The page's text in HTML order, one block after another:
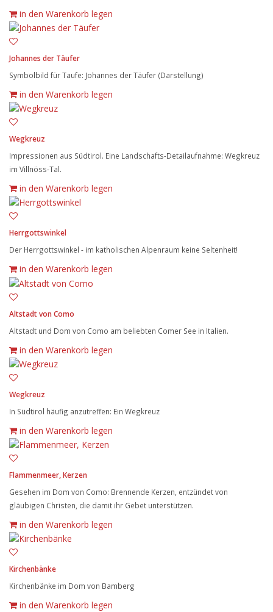
in den Warenkorb legen
Johannes der Täufer
Symbolbild für Taufe: Johannes der Täufer (Darstellung)
in den Warenkorb legen
Wegkreuz
Impressionen aus Südtirol. Eine Landschafts-Detailaufnahme: Wegkreuz
im Villnöss-Tal.
in den Warenkorb legen
Herrgottswinkel
Der Herrgottswinkel - im katholischen Alpenraum keine Seltenheit!
in den Warenkorb legen
Altstadt von Como
Altstadt und Dom von Como am beliebten Comer See in Italien.
in den Warenkorb legen
Wegkreuz
In Südtirol häufig anzutreffen: Ein Wegkreuz
in den Warenkorb legen
Flammenmeer, Kerzen
Gesehen im Dom von Como: Brennende Kerzen, entzündet von
gläubigen Christen, die damit ihr Gebet unterstützen.
in den Warenkorb legen
Kirchenbänke
Kirchenbänke im Dom von Bamberg
in den Warenkorb legen